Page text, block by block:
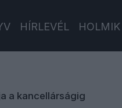
HÍRLEVÉL HOLMIK
a kancellárságig